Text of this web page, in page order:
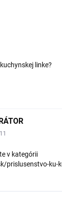
linke?
v kategórii
prislusenstvo-ku-